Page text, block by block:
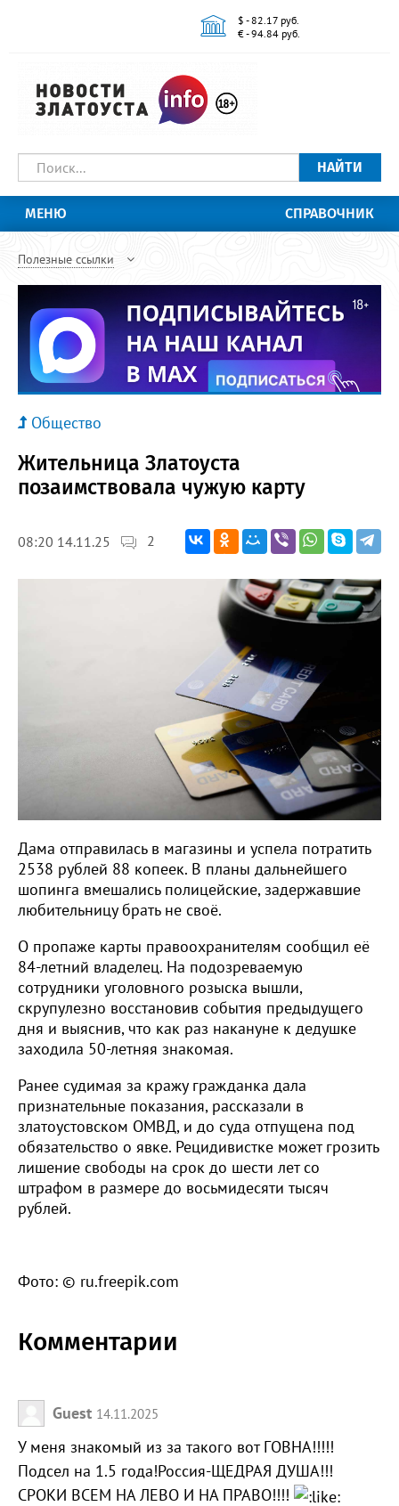
$ - 82.17 руб.
€ - 94.84 руб.
НАЙТИ
МЕНЮ СПРАВОЧНИК
Полезные ссылки
Общество
Жительница Златоуста
позаимствовала чужую карту
08:20 14.11.25 2
Дама отправилась в магазины и успела потратить
2538 рублей 88 копеек. В планы дальнейшего
шопинга вмешались полицейские, задержавшие
любительницу брать не своё.
О пропаже карты правоохранителям сообщил её
84-летний владелец. На подозреваемую
сотрудники уголовного розыска вышли,
скрупулезно восстановив события предыдущего
дня и выяснив, что как раз накануне к дедушке
заходила 50-летняя знакомая.
Ранее судимая за кражу гражданка дала
признательные показания, рассказали в
златоустовском ОМВД, и до суда отпущена под
обязательство о явке. Рецидивистке может грозить
лишение свободы на срок до шести лет со
штрафом в размере до восьмидесяти тысяч
рублей.
Фото: © ru.freepik.com
Комментарии
Guest 14.11.2025
У меня знакомый из за такого вот ГОВНА!!!!!
Подсел на 1.5 года!Россия-ЩЕДРАЯ ДУША!!!
СРОКИ ВСЕМ НА ЛЕВО И НА ПРАВО!!!!